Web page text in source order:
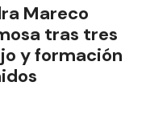
Mareco
tras tres
y formación